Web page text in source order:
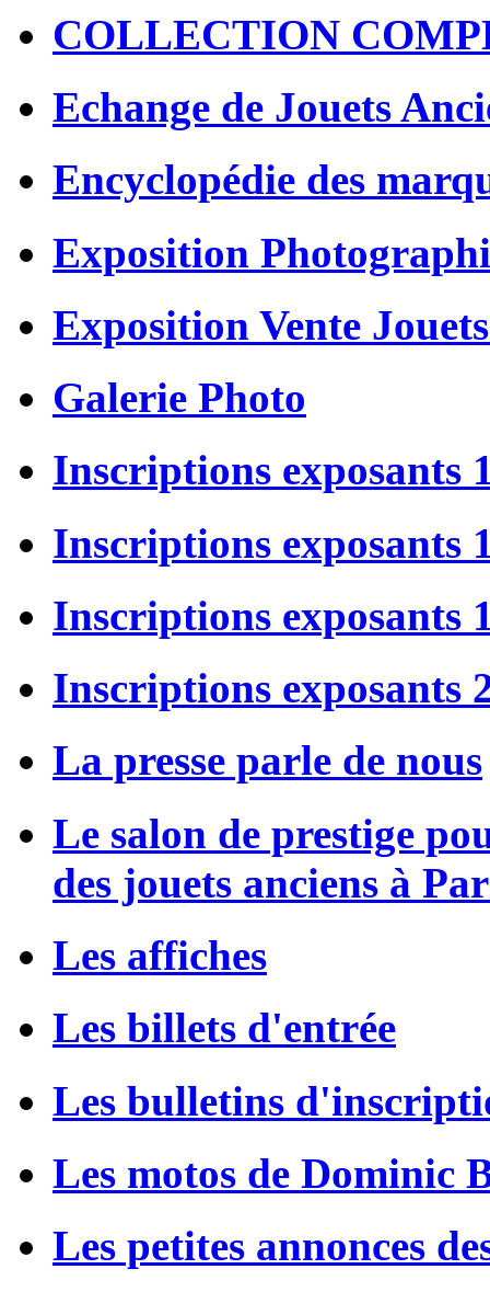
COLLECTION
Echange de Jouets
Encyclopédie des
Exposition
Exposition Vente
Galerie Photo
Inscriptions exposants
Inscriptions exposants
Inscriptions exposants
Inscriptions exposants
La presse parle de nous
Le salon de prestige
des jouets anciens à
Les affiches
Les billets d'entrée
Les bulletins
Les motos de Dominic
Les petites annonces